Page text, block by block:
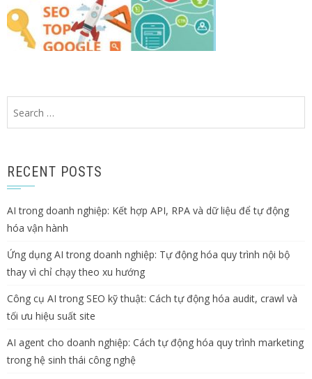
RECENT POSTS
AI trong doanh nghiệp: Kết hợp API, RPA và dữ liệu để tự động
hóa vận hành
Ứng dụng AI trong doanh nghiệp: Tự động hóa quy trình nội bộ
thay vì chỉ chạy theo xu hướng
Công cụ AI trong SEO kỹ thuật: Cách tự động hóa audit, crawl và
tối ưu hiệu suất site
AI agent cho doanh nghiệp: Cách tự động hóa quy trình marketing
trong hệ sinh thái công nghệ